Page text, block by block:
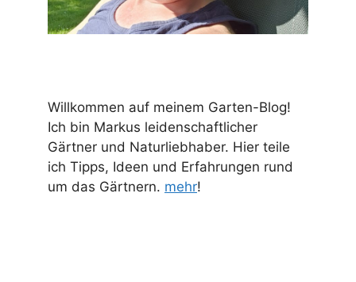
Willkommen auf meinem Garten-Blog!
Ich bin Markus leidenschaftlicher
Gärtner und Naturliebhaber. Hier teile
ich Tipps, Ideen und Erfahrungen rund
um das Gärtnern. mehr!